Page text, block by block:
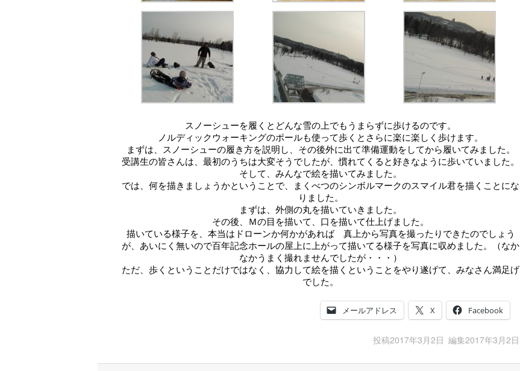
スノーシューを履くとどんな雪の上でもうまらずに歩けるのです。
ノルディックウォーキングのポールも使って歩くとさらに楽に楽しく歩けます。
まずは、スノーシューの履き方を説明し、その後外に出て準備運動をしてから履いてみました。
受講生の皆さんは、最初のうちは大変そうでしたが、慣れてくると好きなように歩いていました。
そして、みんなで絵を描いてみました。
では、何を描きましょうかということで、まくべつのシンボルマークのスマイル君を描くことにな
りました。
まずは、外側の丸を描いていきました。
その後、Ｍの目を描いて、口を描いて仕上げました。
描いている様子を、本当はドローンか何かがあれば 真上から写真を撮ったりできたのでしょう
が、あいにく無いので百年記念ホールの屋上に上がって描いてる様子を写真に収めました。（なか
なかうまく撮れませんでしたが・・・）
ただ、歩くということだけではなく、協力して絵を描くということをやり遂げて、みなさん満足げ
でした。
メールアドレス X Facebook
投稿2017年3月2日 編集2017年3月2日